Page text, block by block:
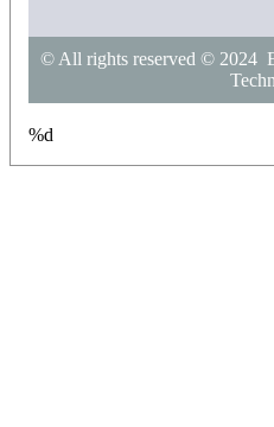
© All rights reserved © 2024
%d